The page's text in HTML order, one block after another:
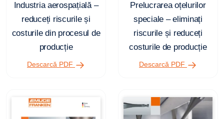
Industria aerospațială –
reduceți riscurile și
costurile din procesul de
producție
Descarcă PDF
Prelucrarea oțelurilor
speciale – eliminați
riscurile și reduceți
costurile de producție
Descarcă PDF